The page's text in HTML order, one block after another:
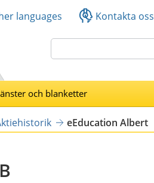
languages Kontakta oss
och blanketter
eEducation Albert